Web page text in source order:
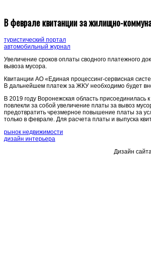
В феврале квитанции за жилищно-
туристический портал
автомобильный журнал
Увеличение сроков оплаты сводного платежного
вывоза мусора.
Квитанции АО «Единая процессинг-сервисная
В дальнейшем платеж за ЖКУ необходимо будет
В 2019 году Воронежская область
повлекли за собой увеличение платы за вывоз
предотвратить чрезмерное повышение платы за
только в феврале. Для расчета платы и выпуска
рынок недвижимости
дизайн интерьера
Дизайн